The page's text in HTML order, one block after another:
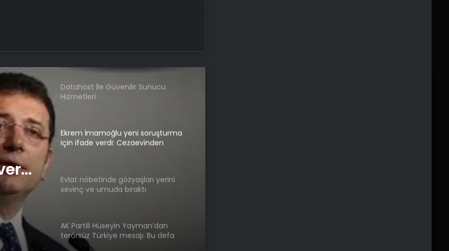
Datahost İle Güvenilir Sunucu
Hizmetleri
Ekrem İmamoğlu yeni soruşturma
için ifade verdi: Cezaevinden
Evlat nöbetinde gözyaşları yerini
sevinç ve umuda bıraktı
AK Partili Hüseyin Yayman’dan
terörsüz Türkiye mesajı: Bu defa
sonuç alacağız